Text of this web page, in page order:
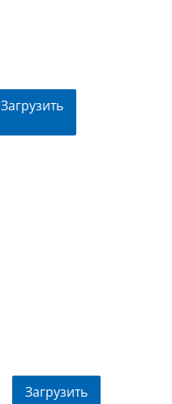
Загрузить
Загрузить